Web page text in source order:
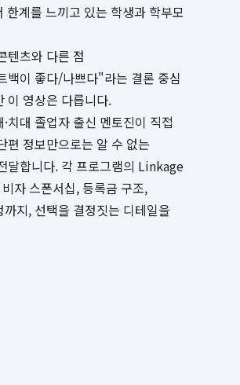
한계를 느끼고 있는 학생과 학부모
텐츠와 다른 점
백이 좋다/나쁘다"라는 결론 중심
이 영상은 다릅니다.
치대 졸업자 출신 멘토진이 직접
편 정보만으로는 알 수 없는
달합니다. 각 프로그램의 Linkage
자 스폰서십, 등록금 구조,
지, 선택을 결정짓는 디테일을